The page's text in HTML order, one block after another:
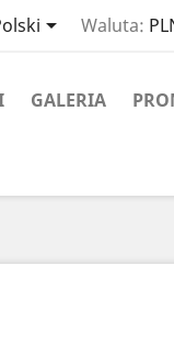
 Waluta:
GALERIA